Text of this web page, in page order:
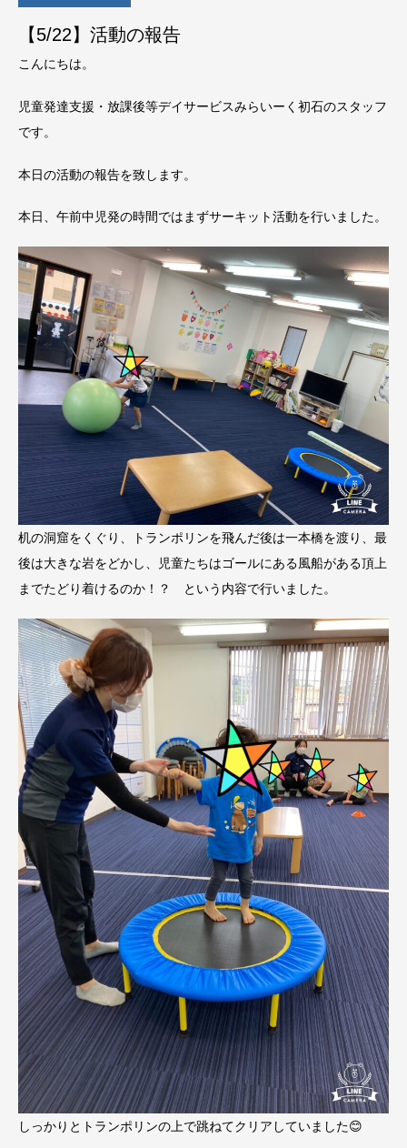
【5/22】活動の報告
こんにちは。
児童発達支援・放課後等デイサービスみらいーく初石のスタッフ
です。
本日の活動の報告を致します。
本日、午前中児発の時間ではまずサーキット活動を行いました。
机の洞窟をくぐり、トランポリンを飛んだ後は一本橋を渡り、最
後は大きな岩をどかし、児童たちはゴールにある風船がある頂上
までたどり着けるのか！？ という内容で行いました。
しっかりとトランポリンの上で跳ねてクリアしていました😊